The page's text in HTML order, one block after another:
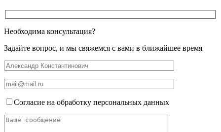
Необходима консультация?
Задайте вопрос, и мы свяжемся с вами в ближайшее время
Согласие на обработку персональных данных